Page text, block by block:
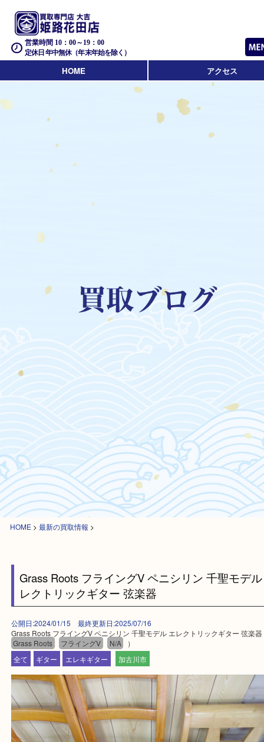
営業時間 10：00～19：00
定休日 年中無休（年末年始を除く）
HOME アクセス
HOME
Grass Roots フライングV ペニシリン 千聖モ
レクトリックギター 弦楽器
公開日:2024/01/15 最終更新日:2025/07/16
Grass Roots フライングV ペニシリン 千聖モデル エレクトリックギター
Grass Roots
フライングV N/A
全て
ギター エレキギター 加古川市